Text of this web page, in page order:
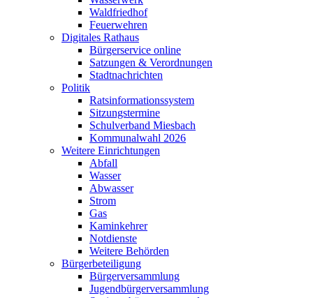
Waldfriedhof
Feuerwehren
Digitales Rathaus
Bürgerservice online
Satzungen & Verordnungen
Stadtnachrichten
Politik
Ratsinformationssystem
Sitzungstermine
Schulverband Miesbach
Kommunalwahl 2026
Weitere Einrichtungen
Abfall
Wasser
Abwasser
Strom
Gas
Kaminkehrer
Notdienste
Weitere Behörden
Bürgerbeteiligung
Bürgerversammlung
Jugendbürgerversammlung